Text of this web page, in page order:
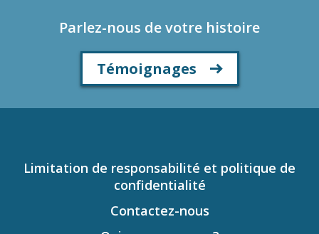
Parlez-nous de votre histoire
Témoignages
Limitation de responsabilité et politique de
confidentialité
Contactez-nous